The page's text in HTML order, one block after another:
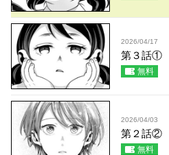
2026/04/17
第３話①
無料
2026/04/03
第２話②
無料